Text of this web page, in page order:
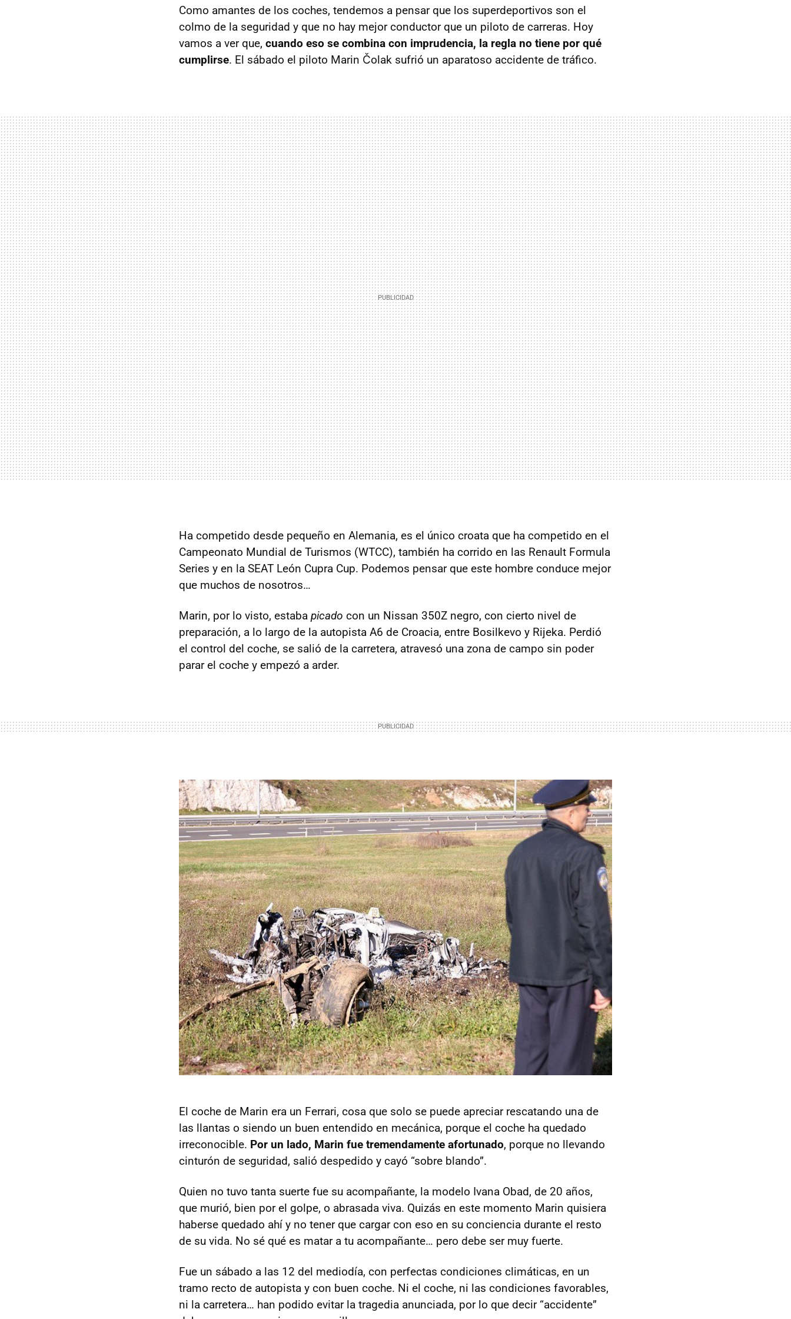
Como amantes de los coches, tendemos a pensar que los superdeportivos son el
colmo de la seguridad y que no hay mejor conductor que un piloto de carreras. Hoy
vamos a ver que, cuando eso se combina con imprudencia, la regla no tiene por qué
cumplirse. El sábado el piloto Marin Čolak sufrió un aparatoso accidente de tráfico.
Ha competido desde pequeño en Alemania, es el único croata que ha competido en el
Campeonato Mundial de Turismos (WTCC), también ha corrido en las Renault Formula
Series y en la SEAT León Cupra Cup. Podemos pensar que este hombre conduce mejor
que muchos de nosotros…
Marin, por lo visto, estaba picado con un Nissan 350Z negro, con cierto nivel de
preparación, a lo largo de la autopista A6 de Croacia, entre Bosilkevo y Rijeka. Perdió
el control del coche, se salió de la carretera, atravesó una zona de campo sin poder
parar el coche y empezó a arder.
El coche de Marin era un Ferrari, cosa que solo se puede apreciar rescatando una de
las llantas o siendo un buen entendido en mecánica, porque el coche ha quedado
irreconocible. Por un lado, Marin fue tremendamente afortunado, porque no llevando
cinturón de seguridad, salió despedido y cayó “sobre blando”.
Quien no tuvo tanta suerte fue su acompañante, la modelo Ivana Obad, de 20 años,
que murió, bien por el golpe, o abrasada viva. Quizás en este momento Marin quisiera
haberse quedado ahí y no tener que cargar con eso en su conciencia durante el resto
de su vida. No sé qué es matar a tu acompañante… pero debe ser muy fuerte.
Fue un sábado a las 12 del mediodía, con perfectas condiciones climáticas, en un
tramo recto de autopista y con buen coche. Ni el coche, ni las condiciones favorables,
ni la carretera… han podido evitar la tragedia anunciada, por lo que decir “accidente”